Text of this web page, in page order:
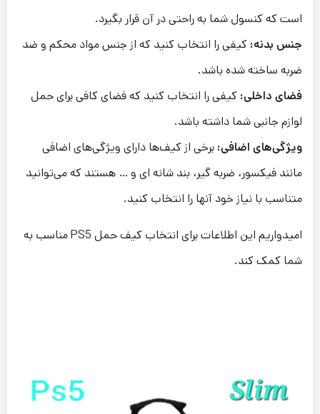
است که کنسول شما به راحتی در آن قرار بگیرد.
جنس بدنه: کیفی را انتخاب کنید که از جنس مواد محکم و ضد
ضربه ساخته شده باشد.
فضای داخلی: کیفی را انتخاب کنید که فضای کافی برای حمل
لوازم جانبی شما داشته باشد.
ویژگی‌های اضافی: برخی از کیف‌ها دارای ویژگی‌های اضافی
مانند فیکسور، ضربه گیر، بند شانه ای و … هستند که می‌توانید
متناسب با نیاز خود آنها را انتخاب کنید.
امیدواریم این اطلاعات برای انتخاب کیف حمل PS5 مناسب به
شما کمک کند.